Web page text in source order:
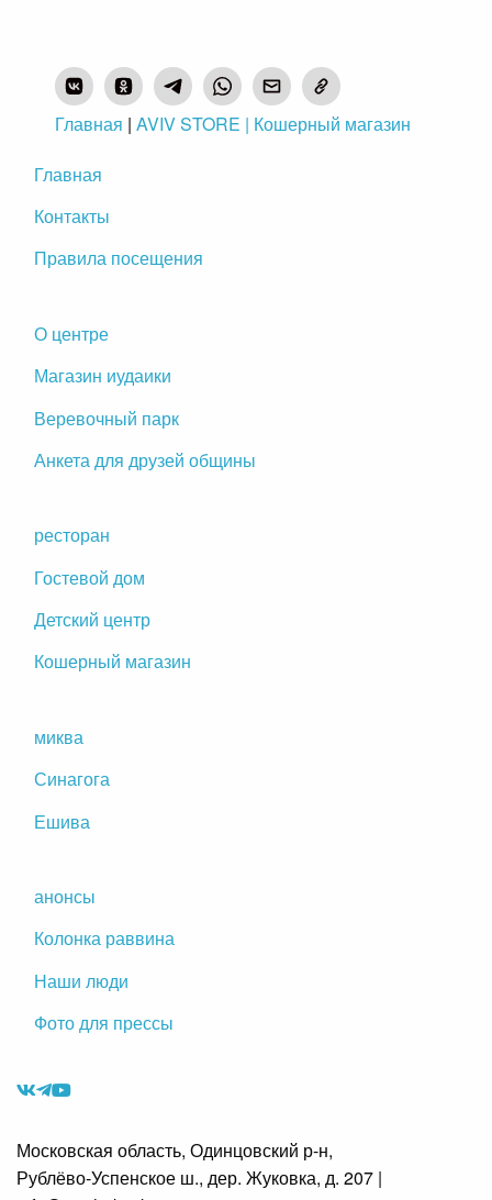
Главная | AVIV STORE | Кошерный магазин
Главная
Контакты
Правила посещения
О центре
Магазин иудаики
Веревочный парк
Анкета для друзей общины
ресторан
Гостевой дом
Детский центр
Кошерный магазин
миква
Синагога
Ешива
анонсы
Колонка раввина
Наши люди
Фото для прессы
Московская область, Одинцовский р-н,
Рублёво-Успенское ш., дер. Жуковка, д. 207 |